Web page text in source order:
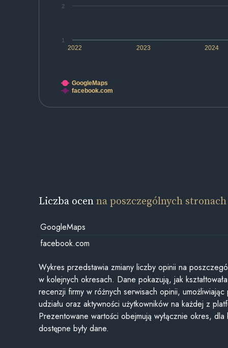
2022 2023 2024
1
2
GoogleMaps
facebook.com
Liczba ocenna poszczególnych stronach
GoogleMaps
facebook.com
Wykres przedstawia zmiany liczby opinii na
w kolejnych okresach. Dane pokazują, jak
recenzji firmy w różnych serwisach opinii,
udziału oraz aktywności użytkowników na każdej z
Prezentowane wartości obejmują wyłącznie okres, dla
dostępne były dane.